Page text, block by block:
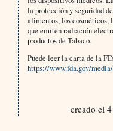
la protección y seguridad
alimentos, los cosméticos,
que emiten radiación
productos de Tabaco.
Puede leer la carta de la
https://www.fda.gov/
creado el